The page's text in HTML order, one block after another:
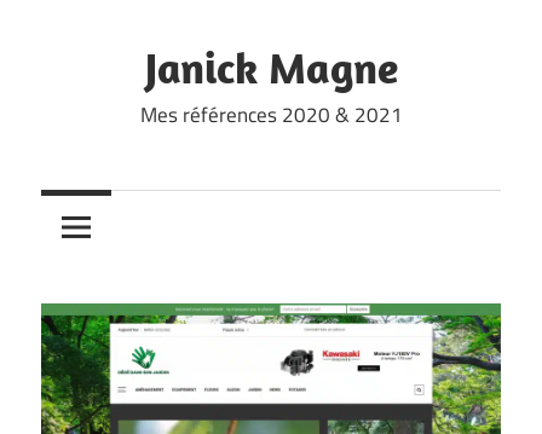
Janick Magne
Mes références 2020 & 2021